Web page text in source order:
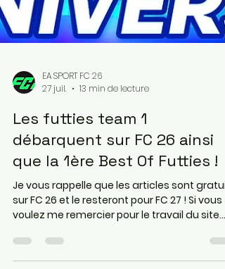
EA SPORT FC 26
27 juil.
13 min de lecture
Les futties team 1
débarquent sur FC 26 ainsi
que la 1ère Best Of Futties !
Je vous rappelle que les articles sont
sur FC 26 et le resteront pour FC 27 ! Si vous